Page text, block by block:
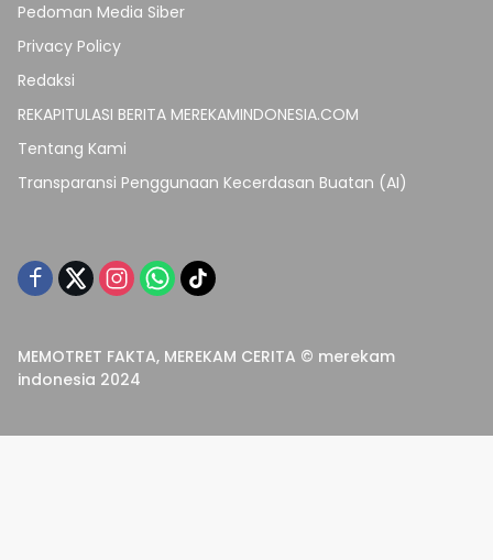
Pedoman Media Siber
Privacy Policy
Redaksi
REKAPITULASI BERITA MEREKAMINDONESIA.COM
Tentang Kami
Transparansi Penggunaan Kecerdasan Buatan (AI)
MEMOTRET FAKTA, MEREKAM CERITA © merekam
indonesia 2024